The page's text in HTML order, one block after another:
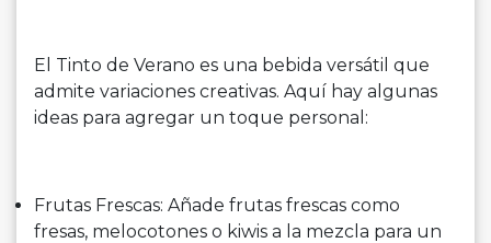
El Tinto de Verano es una bebida versátil que
admite variaciones creativas. Aquí hay algunas
ideas para agregar un toque personal:
Frutas Frescas: Añade frutas frescas como
fresas, melocotones o kiwis a la mezcla para un